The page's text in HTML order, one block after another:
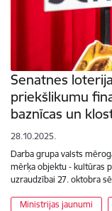
Senatnes
priekšlikumu
baznīcas un
28.10.2025.
Darba grupa valsts
mērķa objektu - kultūras
uzraudzībai 27. oktobra
Ministrijas jaunumi